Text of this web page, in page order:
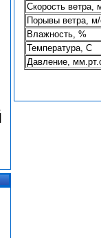
Скорость ветра,
Порывы ветра,
Влажность, %
Температура, С
Давление,